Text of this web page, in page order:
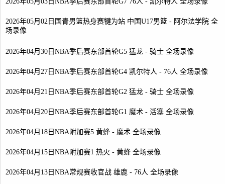
2026年05月02日国青男篮热身赛犍为站 中国U17男篮 - 阿尔法学院 全
场录像
2026年04月30日NBA季后赛东部首轮G5 猛龙 - 骑士 全场录像
2026年04月27日NBA季后赛东部首轮G4 凯尔特人 - 76人 全场录像
2026年04月21日NBA季后赛东部首轮G2 猛龙 - 骑士 全场录像
2026年04月20日NBA季后赛东部首轮G1 魔术 - 活塞 全场录像
2026年04月18日NBA附加赛5 黄蜂 - 魔术 全场录像
2026年04月15日NBA附加赛1 热火 - 黄蜂 全场录像
2026年04月13日NBA常规赛收官战 雄鹿 - 76人 全场录像